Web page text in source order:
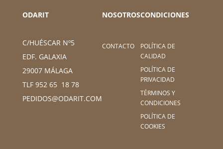
ODARIT
C/HUÉSCAR Nº5
EDF. GALAXIA
29007 MÁLAGA
TLF 952 65 18 78
PEDIDOS@ODARIT.COM
NOSOTROS
CONTACTO
CONDICIONES
POLÍTICA DE
CALIDAD
POLÍTICA DE
PRIVACIDAD
TÉRMINOS Y
CONDICIONES
POLÍTICA DE
COOKIES